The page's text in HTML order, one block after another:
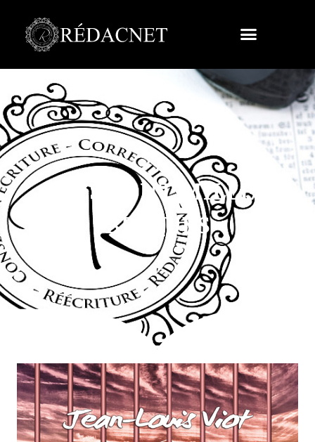
LES CENT MILLE
BRIQUES